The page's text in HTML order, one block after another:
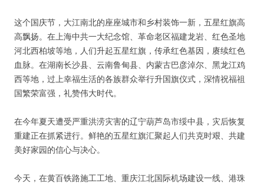
这个国庆节，大江南北的座座城市和乡村装饰一新，五星红旗高
高飘扬。在上海中共一大纪念馆、革命老区福建龙岩、红色圣地
河北西柏坡等地，人们升起五星红旗，传承红色基因，赓续红色
血脉。在湖南长沙县、云南鲁甸县、内蒙古巴彦淖尔、黑龙江鸡
西等地，过上幸福生活的各族群众举行升国旗仪式，深情祝福祖
国繁荣富强，礼赞伟大时代。
在今年夏天遭受严重洪涝灾害的辽宁葫芦岛市绥中县，灾后恢复
重建正在抓紧进行。鲜艳的五星红旗汇聚起人们共克时艰、共建
美好家园的信心与决心。
今天，在黄百铁路施工工地、重庆江北国际机场建设一线、港珠